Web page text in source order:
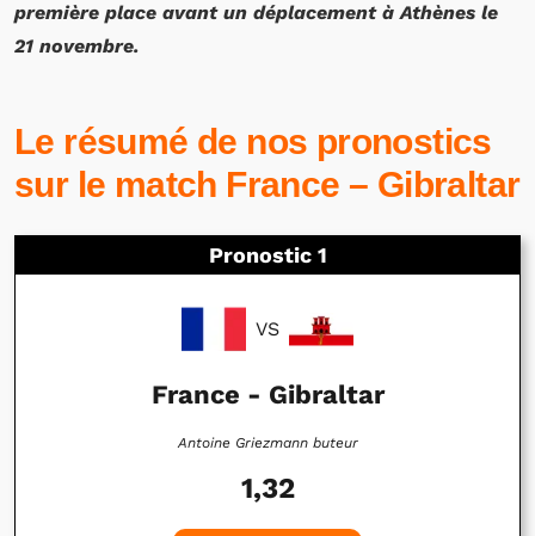
première place avant un déplacement à Athènes le
21 novembre.
Le résumé de nos pronostics
sur le match France – Gibraltar
Pronostic 1
VS
France - Gibraltar
Antoine Griezmann buteur
1,32